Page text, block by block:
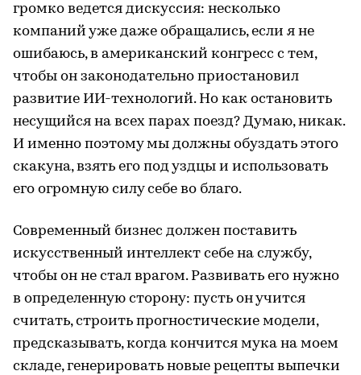
громко ведется дискуссия: несколько
компаний уже даже обращались, если я не
ошибаюсь, в американский конгресс с тем,
чтобы он законодательно приостановил
развитие ИИ-технологий. Но как остановить
несущийся на всех парах поезд? Думаю, никак.
И именно поэтому мы должны обуздать этого
скакуна, взять его под уздцы и использовать
его огромную силу себе во благо.
Современный бизнес должен поставить
искусственный интеллект себе на службу,
чтобы он не стал врагом. Развивать его нужно
в определенную сторону: пусть он учится
считать, строить прогностические модели,
предсказывать, когда кончится мука на моем
складе, генерировать новые рецепты выпечки